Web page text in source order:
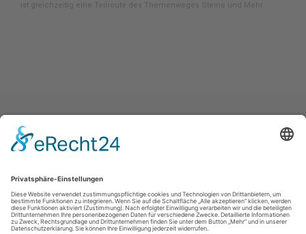
ist gleichzeitig eine Teilroute des Themenweges Steine und Mehr.
|Datenschutz
Stadtmarketing Warstein e.V. Dieplohstraße 1 59581 Warstein